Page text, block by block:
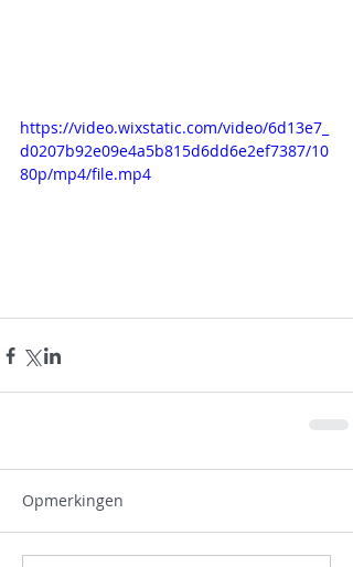
https://video.wixstatic.com/video/6d13e7_
d0207b92e09e4a5b815d6dd6e2ef7387/10
80p/mp4/file.mp4
Opmerkingen